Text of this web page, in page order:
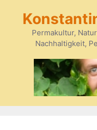
springenPermakultur,
Nachhaltigkeit,